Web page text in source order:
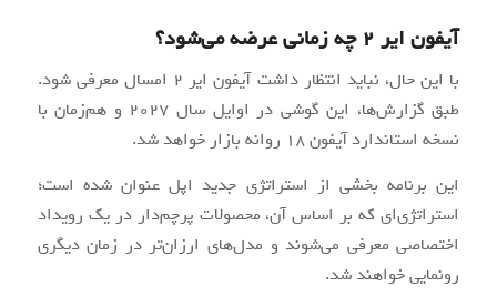
آیفون ایر 2 چه زمانی عرضه می‌شود؟
با این حال، نباید انتظار داشت آیفون ایر 2 امسال معرفی شود.
طبق گزارش‌ها، این گوشی در اوایل سال 2027 و هم‌زمان با
نسخه استاندارد آیفون ۱۸ روانه بازار خواهد شد.
این برنامه بخشی از استراتژی جدید اپل عنوان شده است؛
استراتژی‌ای که بر اساس آن، محصولات پرچم‌دار در یک رویداد
اختصاصی معرفی می‌شوند و مدل‌های ارزان‌تر در زمان دیگری
رونمایی خواهند شد.